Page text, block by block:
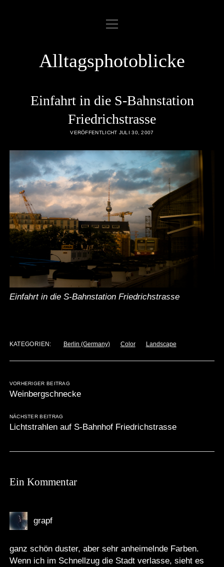
ABOUT
DATENSCHUTZERKLÄRUNG
IMPRESSUM
LINKLIST
SAMPLE PAGE
twitterrss emailflickr
Menü
öffnen
Alltagsphotoblicke
Einfahrt in die S-Bahnstation
Friedrichstrasse
VERÖFFENTLICHT JULI 30, 2007
Einfahrt in die S-Bahnstation Friedrichstrasse
KATEGORIEN: Berlin (Germany) Color Landscape
VORHERIGER BEITRAG
Weinbergschnecke
NÄCHSTER BEITRAG
Lichtstrahlen auf S-Bahnhof Friedrichstrasse
Ein Kommentar
grapf
ganz schön duster, aber sehr anheimelnde Farben.
Wenn ich im Schnellzug die Stadt verlasse, sieht es